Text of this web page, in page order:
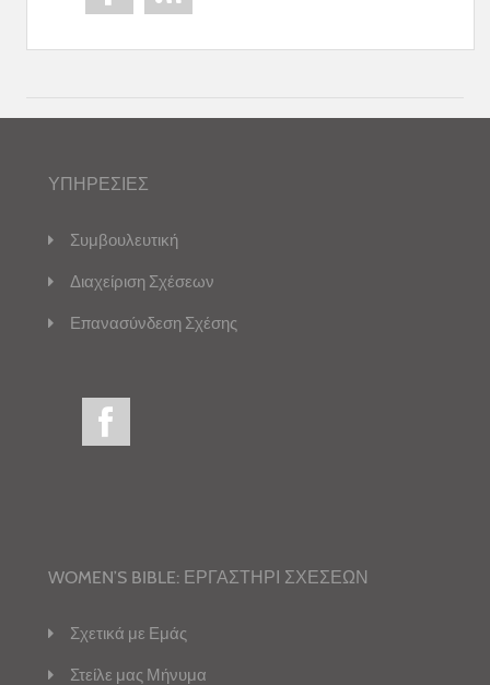
ΥΠΗΡΕΣΙΕΣ
Συμβουλευτική
Διαχείριση Σχέσεων
Επανασύνδεση Σχέσης
WOMEN’S BIBLE: ΕΡΓΑΣΤΗΡΙ ΣΧΕΣΕΩΝ
Σχετικά με Εμάς
Στείλε μας Μήνυμα